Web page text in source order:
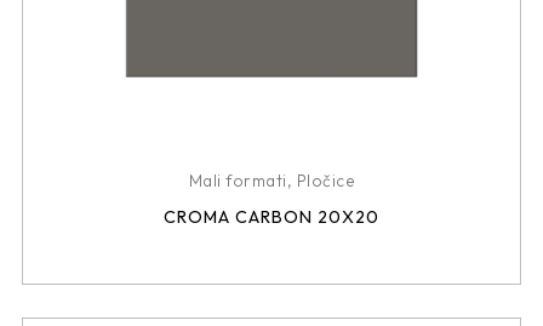
Mali formati, Pločice
CROMA CARBON 20X20